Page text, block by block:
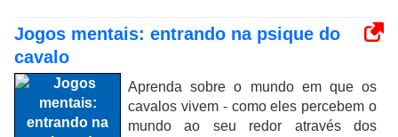
Jogos mentais: entrando na psique do
cavalo
Aprenda sobre o mundo em que os
cavalos vivem - como eles percebem o
mundo ao seu redor através dos